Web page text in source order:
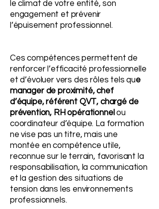
le climat de votre entité, son
engagement et prévenir
l’épuisement professionnel.
Ces compétences permettent de
renforcer l’efficacité professionnelle
et d’évoluer vers des rôles tels que
manager de proximité, chef
d’équipe, référent QVT, chargé de
prévention, RH opérationnelou
coordinateur d’équipe. La formation
ne vise pas un titre, mais une
montée en compétence utile,
reconnue sur le terrain, favorisant la
responsabilisation, la communication
et la gestion des situations de
tension dans les environnements
professionnels.